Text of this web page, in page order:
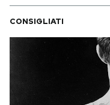
CONSIGLIATI